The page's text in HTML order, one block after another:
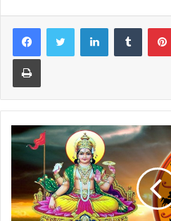
LinkedInTumblr
Print